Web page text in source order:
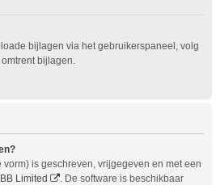
bijlagen via het gebruikerspaneel, volg
bijlagen.
is geschreven, vrijgegeven en met een
Limited
. De software is beschikbaar